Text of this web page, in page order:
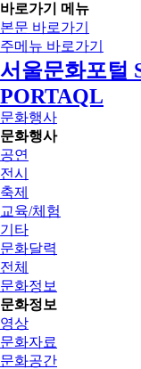
바로가기 메뉴
본문 바로가기
주메뉴 바로가기
서울문화포털
PORTAQL
문화행사
문화행사
공연
전시
축제
교육/체험
기타
문화달력
전체
문화정보
문화정보
영상
문화자료
문화공간